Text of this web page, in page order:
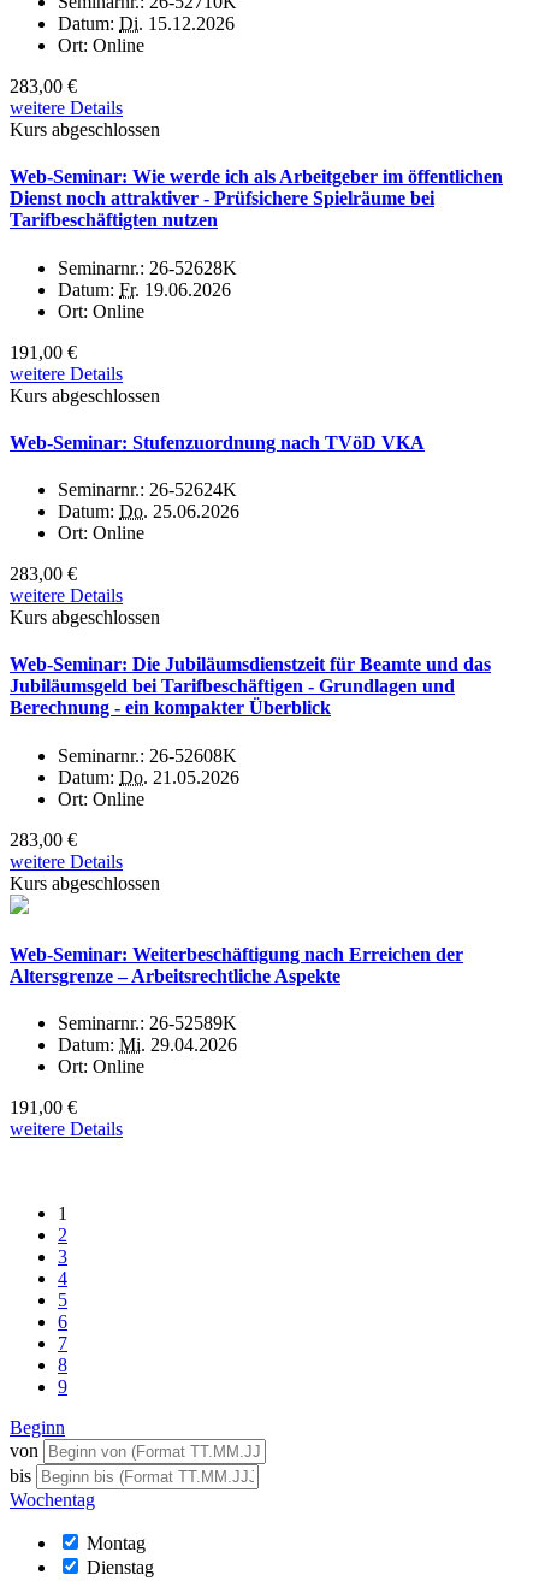
Datum: Di. 15.12.2026
Ort: Online
283,00 €
weitere Details
Kurs abgeschlossen
Web-Seminar: Wie werde ich als Arbeitgeber im öffentlichen
Dienst noch attraktiver - Prüfsichere Spielräume bei
Tarifbeschäftigten nutzen
Seminarnr.: 26-52628K
Datum: Fr. 19.06.2026
Ort: Online
191,00 €
weitere Details
Kurs abgeschlossen
Web-Seminar: Stufenzuordnung nach TVöD VKA
Seminarnr.: 26-52624K
Datum: Do. 25.06.2026
Ort: Online
283,00 €
weitere Details
Kurs abgeschlossen
Web-Seminar: Die Jubiläumsdienstzeit für Beamte und das
Jubiläumsgeld bei Tarifbeschäftigen - Grundlagen und
Berechnung - ein kompakter Überblick
Seminarnr.: 26-52608K
Datum: Do. 21.05.2026
Ort: Online
283,00 €
weitere Details
Kurs abgeschlossen
Web-Seminar: Weiterbeschäftigung nach Erreichen der
Altersgrenze – Arbeitsrechtliche Aspekte
Seminarnr.: 26-52589K
Datum: Mi. 29.04.2026
Ort: Online
191,00 €
weitere Details
1
2
3
4
5
6
7
8
9
Beginn
von
bis
Wochentag
Montag
Dienstag